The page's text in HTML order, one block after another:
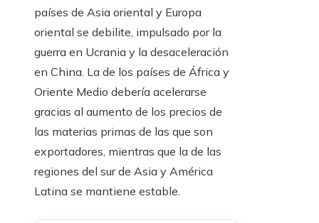
países de Asia oriental y Europa
oriental se debilite, impulsado por la
guerra en Ucrania y la desaceleración
en China. La de los países de África y
Oriente Medio debería acelerarse
gracias al aumento de los precios de
las materias primas de las que son
exportadores, mientras que la de las
regiones del sur de Asia y América
Latina se mantiene estable.